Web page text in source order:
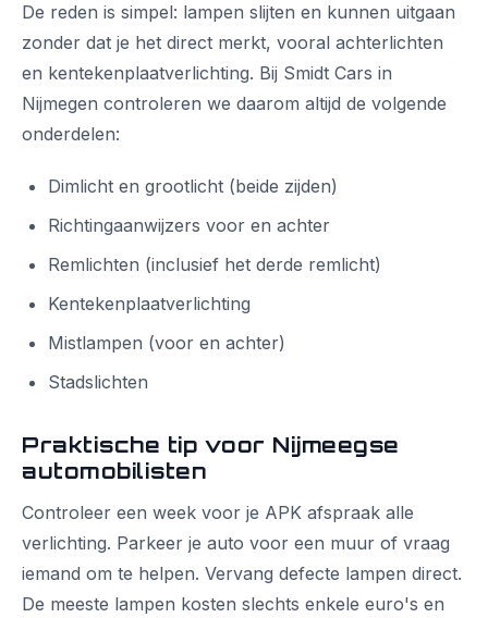
De reden is simpel: lampen slijten en kunnen uitgaan
zonder dat je het direct merkt, vooral achterlichten
en kentekenplaatverlichting. Bij Smidt Cars in
Nijmegen controleren we daarom altijd de volgende
onderdelen:
Dimlicht en grootlicht (beide zijden)
Richtingaanwijzers voor en achter
Remlichten (inclusief het derde remlicht)
Kentekenplaatverlichting
Mistlampen (voor en achter)
Stadslichten
Praktische tip voor Nijmeegse
automobilisten
Controleer een week voor je APK afspraak alle
verlichting. Parkeer je auto voor een muur of vraag
iemand om te helpen. Vervang defecte lampen direct.
De meeste lampen kosten slechts enkele euro's en